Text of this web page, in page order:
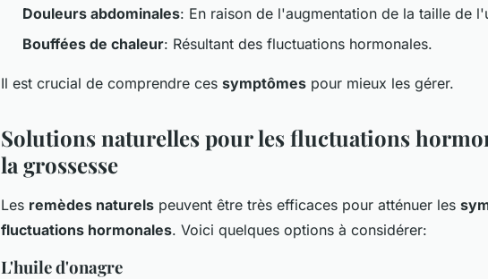
Douleurs abdominales: En raison de l'augmentation de la taille de
Bouffées de chaleur: Résultant des fluctuations hormonales.
Il est crucial de comprendre ces symptômes pour mieux les gérer.
Solutions naturelles pour les fluctuations
la grossesse
Les remèdes naturels peuvent être très efficaces pour atténuer les
fluctuations hormonales. Voici quelques options à considérer:
L'huile d'onagre